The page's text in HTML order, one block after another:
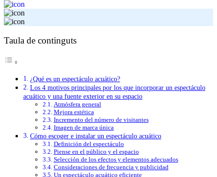
Taula de continguts
¿Qué es un espectáculo acuático?
Los 4 motivos principales por los que incorporar un espectáculo
acuático y una fuente exterior en su espacio
Atmósfera general
Mejora estética
Incremento del número de visitantes
Imagen de marca única
Cómo escoger e instalar un espectáculo acuático
Definición del espectáculo
Piense en el público y el espacio
Selección de los efectos y elementos adecuados
Consideraciones de frecuencia y publicidad
Un espectáculo acuático eficiente